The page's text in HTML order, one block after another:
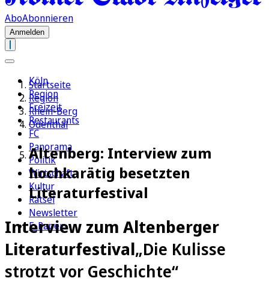
AboAbonnieren
Anmelden
Köln
Region
Freizeit
Restaurants
FC
Panorama
Politik
Wirtschaft
Kultur
Rätsel
Newsletter
E-Paper
Startseite
Region
Rhein-Berg
Odenthal
Altenberg: Interview zum
hochkarätig besetzten
Literaturfestival
Interview zum Altenberger
Literaturfestival„Die Kulisse
strotzt vor Geschichte“